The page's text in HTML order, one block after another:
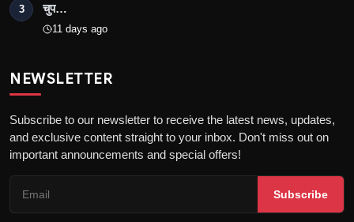
3
चुप…
11 days ago
NEWSLETTER
Subscribe to our newsletter to receive the latest news, updates,
and exclusive content straight to your inbox. Don't miss out on
important announcements and special offers!
Subscribe